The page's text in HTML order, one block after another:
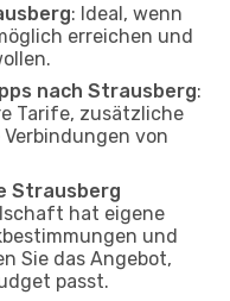
: Ideal, wenn
erreichen und
nach Strausberg:
Tarife, zusätzliche
von
Strausberg
hat eigene
und
Sie das Angebot,
passt.